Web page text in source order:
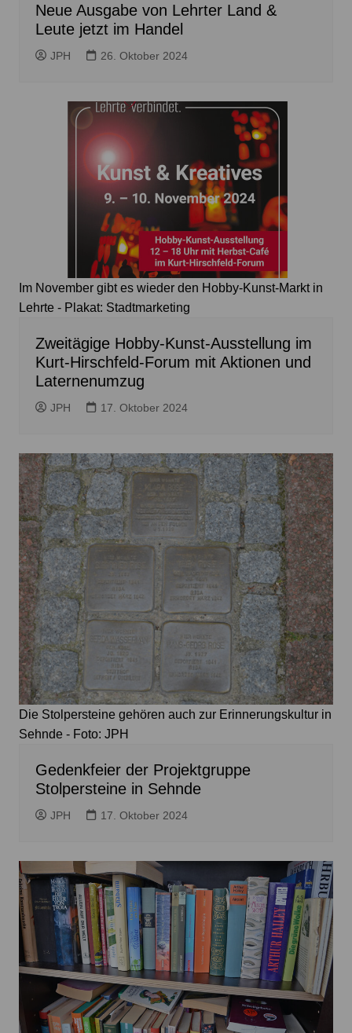
Neue Ausgabe von Lehrter Land &
Leute jetzt im Handel
JPH 26. Oktober 2024
Im November gibt es wieder den Hobby-Kunst-Markt in
Lehrte - Plakat: Stadtmarketing
Zweitägige Hobby-Kunst-Ausstellung im
Kurt-Hirschfeld-Forum mit Aktionen und
Laternenumzug
JPH 17. Oktober 2024
Die Stolpersteine gehören auch zur Erinnerungskultur in
Sehnde - Foto: JPH
Gedenkfeier der Projektgruppe
Stolpersteine in Sehnde
JPH 17. Oktober 2024